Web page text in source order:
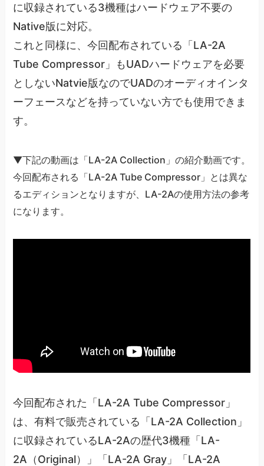
に収録されている3機種はハードウェア不要の
Native版に対応。
これと同様に、今回配布されている「LA-2A
Tube Compressor」もUADハードウェアを必要
としないNatvie版なのでUADのオーディオインタ
ーフェースなどを持っていない方でも使用できま
す。
▼下記の動画は「LA-2A Collection」の紹介動画です。
今回配布される「LA-2A Tube Compressor」とは異な
るエディションとなりますが、LA-2Aの使用方法の参考
になります。
今回配布された「LA-2A Tube Compressor」
は、有料で販売されている「LA-2A Collection」
に収録されているLA-2Aの歴代3機種「LA-
2A（Original）」「LA-2A Gray」「LA-2A